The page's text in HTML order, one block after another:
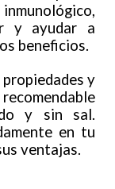
y ayudar a
beneficios.
propiedades y
y sin sal.
en tu
ventajas.